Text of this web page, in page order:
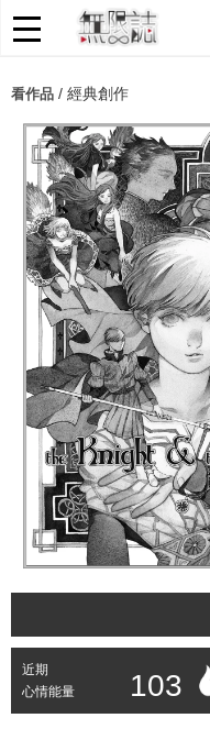
朋友們，提高警覺！
看作品 / 經典創作
近期
心情能量
103